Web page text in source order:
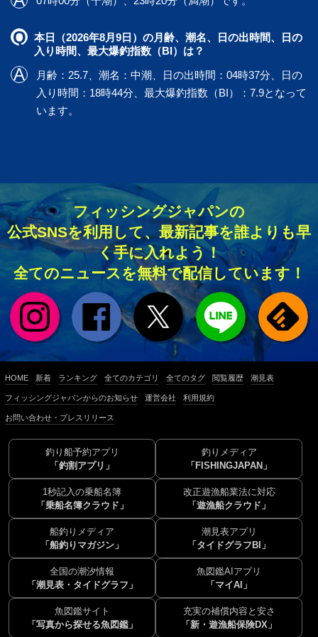
本日（2026年8月9日）の月齢、潮名、日の出時間、日の
入り時間、最大爆釣指数（BI）は？
月齢：25.7、潮名：中潮、日の出時間：04時37分、日の
入り時間：18時44分、最大爆釣指数（BI）：7.9となって
います。
フィッシングジャパンの
公式SNSを利用して、最新記事を誰よりも早
く手に入れよう！
全てのニュースを無料で配信しています！
HOME 新着 ランキング 全てのカテゴリ 全てのタグ 閲覧履歴 潮見表
フィッシングジャパンからのお知らせ 運営会社 利用規約
お問い合わせ・プレスリリース
釣り船予約アプリ
「釣割アプリ」
釣りメディア
「FISHINGJAPAN」
1秒記入の乗船名簿
「乗船名簿クラウド」
改正遊漁船業法に対応
「遊漁船クラウド」
船釣りメディア
「船釣りマガジン」
潮見表アプリ
「タイドグラフBI」
全国の潮汐情報
「潮見表・タイドグラフ」
魚図鑑AIアプリ
「マイAI」
魚図鑑サイト
「写真から探せる魚図鑑」
充実の補償内容と安さ
「新・遊漁船保険DX」